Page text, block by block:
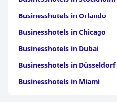
Businesshotels in Orlando
Businesshotels in Chicago
Businesshotels in Dubai
Businesshotels in Düsseldorf
Businesshotels in Miami